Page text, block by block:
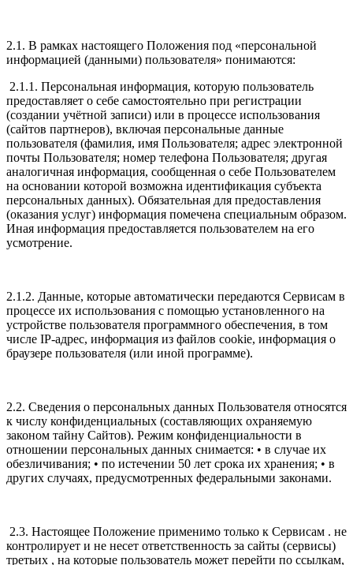
2.1. В рамках настоящего Положения под «персональной
информацией (данными) пользователя» понимаются:
2.1.1. Персональная информация, которую пользователь
предоставляет о себе самостоятельно при регистрации
(создании учётной записи) или в процессе использования
(сайтов партнеров), включая персональные данные
пользователя (фамилия, имя Пользователя; адрес электронной
почты Пользователя; номер телефона Пользователя; другая
аналогичная информация, сообщенная о себе Пользователем
на основании которой возможна идентификация субъекта
персональных данных). Обязательная для предоставления
(оказания услуг) информация помечена специальным образом.
Иная информация предоставляется пользователем на его
усмотрение.
2.1.2. Данные, которые автоматически передаются Сервисам в
процессе их использования с помощью установленного на
устройстве пользователя программного обеспечения, в том
числе IP-адрес, информация из файлов cookie, информация о
браузере пользователя (или иной программе).
2.2. Сведения о персональных данных Пользователя относятся
к числу конфиденциальных (составляющих охраняемую
законом тайну Сайтов). Режим конфиденциальности в
отношении персональных данных снимается: • в случае их
обезличивания; • по истечении 50 лет срока их хранения; • в
других случаях, предусмотренных федеральными законами.
2.3. Настоящее Положение применимо только к Сервисам . не
контролирует и не несет ответственность за сайты (сервисы)
третьих , на которые пользователь может перейти по ссылкам,